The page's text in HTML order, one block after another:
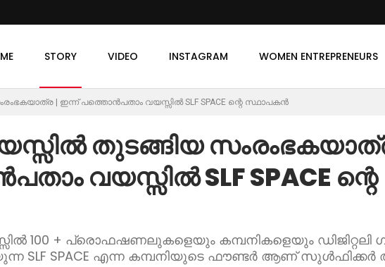
STORY VIDEO INSTAGRAM WOMEN ENTREPRENEURS
| ഇന്ന് പത്തൊൻപതാം വയസ്സിൽ SLF SPACE ന്റെ സ്ഥാപകൻ
തുടങ്ങിയ
വയസ്സിൽ SLF SPACE ന്റെ
100 + പ്രൊഫഷണലുകളെയും കമ്പനികളെയും ഡിജിറ്റലി
SLF SPACE എന്ന കമ്പനിയുടെ ഫൗണ്ടർ ആണ് സുൾഫിക്കർ